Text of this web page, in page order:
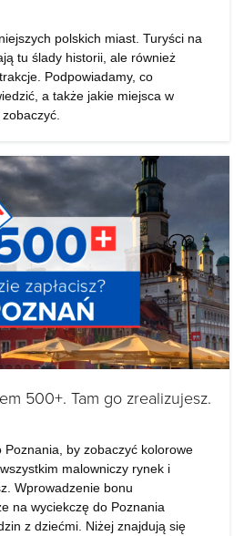
polskich miast. Turyści na
tu ślady historii, ale również
Podpowiadamy, co
a także jakie miejsca w
500+. Tam go zrealizujesz.
Poznania, by zobaczyć kolorowe
malowniczy rynek i
Wprowadzenie bonu
na wyciekczę do Poznania
z dziećmi. Niżej znajdują się